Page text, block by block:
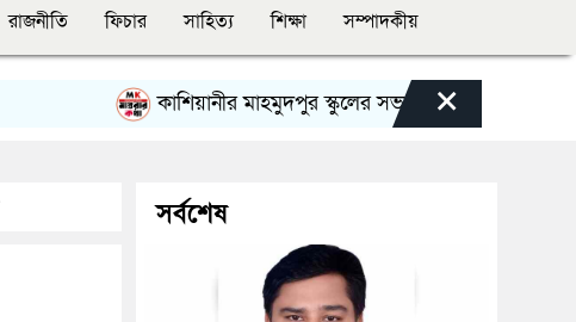
রাজনীতি ফিচার সাহিত্য শিক্ষা সম্পাদকীয়
কাশিয়ানীর মাহমুদপুর স্কুলের সভাপতি হলেন গোবিন্দ কির্ত্তনীয়া
×
সর্বশেষ